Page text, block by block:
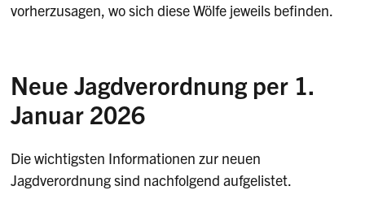
vorherzusagen, wo sich diese Wölfe jeweils befinden.
Neue Jagdverordnung per 1.
Januar 2026
Die wichtigsten Informationen zur neuen
Jagdverordnung sind nachfolgend aufgelistet.